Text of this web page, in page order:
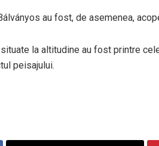
au fost, de asemenea,
la altitudine au fost printre
peisajului.